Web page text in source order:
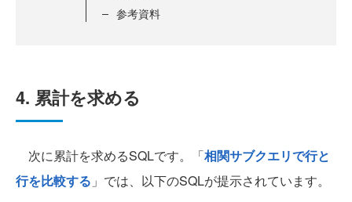
参考資料
4. 累計を求める
次に累計を求めるSQLです。「相関サブクエリで行と
行を比較する 」では、以下のSQLが提示されています。